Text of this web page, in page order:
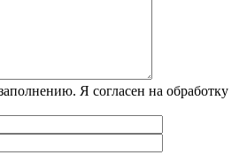
Я согласен на обработку